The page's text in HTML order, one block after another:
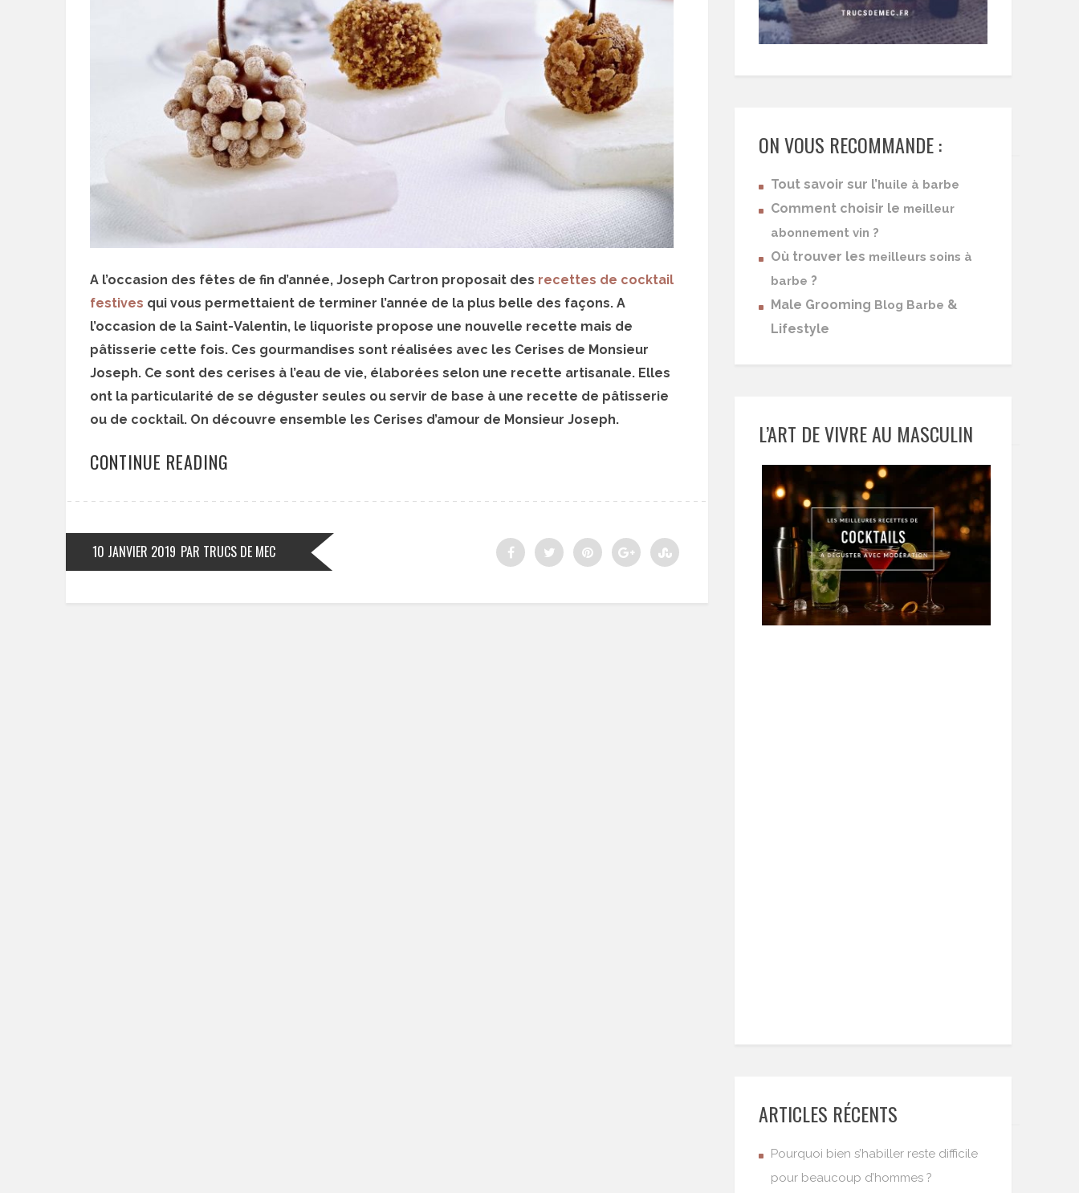
A l’occasion des fêtes de fin d’année, Joseph Cartron proposait des recettes de cocktail
festives qui vous permettaient de terminer l’année de la plus belle des façons. A
l’occasion de la Saint-Valentin, le liquoriste propose une nouvelle recette mais de
pâtisserie cette fois. Ces gourmandises sont réalisées avec les Cerises de Monsieur
Joseph. Ce sont des cerises à l’eau de vie, élaborées selon une recette artisanale. Elles
ont la particularité de se déguster seules ou servir de base à une recette de pâtisserie
ou de cocktail. On découvre ensemble les Cerises d’amour de Monsieur Joseph.
CONTINUE READING
10 JANVIER 2019 PAR TRUCS DE MEC
ON VOUS RECOMMANDE :
Tout savoir sur l’ huile à barbe
Comment choisir le meilleur
abonnement vin ?
Où trouver les meilleurs soins à
barbe ?
Male Grooming Blog Barbe &
Lifestyle
L’ART DE VIVRE AU MASCULIN
ARTICLES RÉCENTS
Pourquoi bien s’habiller reste difficile
pour beaucoup d’hommes ?